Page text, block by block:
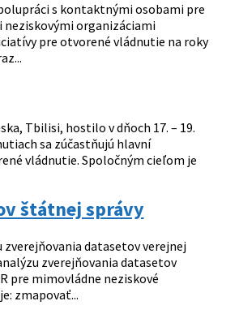
s kontaktnými osobami pre
organizáciami
pre otvorené vládnutie na roky
Tbilisi, hostilo v dňoch 17. – 19.
sa zúčastňujú hlavní
vládnutie. Spoločným cieľom je
štátnej správy
datasetov verejnej
zverejňovania datasetov
pre mimovládne neziskové
zmapovať...